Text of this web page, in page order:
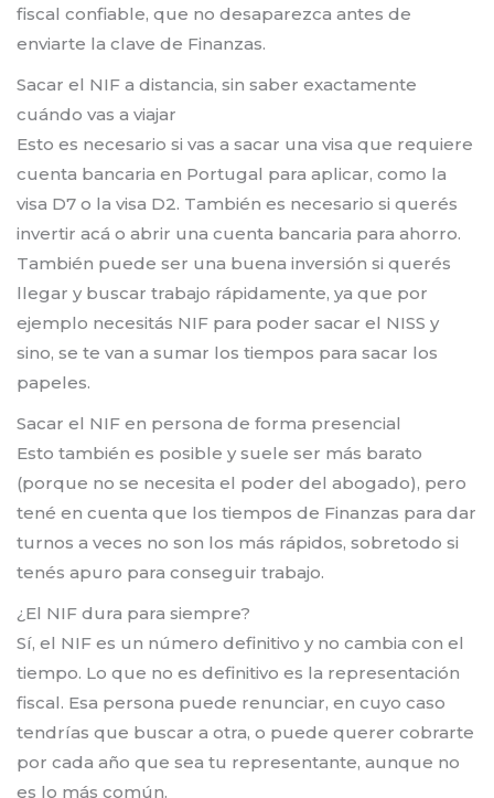
fiscal confiable, que no desaparezca antes de
enviarte la clave de Finanzas.
Sacar el NIF a distancia, sin saber exactamente
cuándo vas a viajar
Esto es necesario si vas a sacar una visa que requiere
cuenta bancaria en Portugal para aplicar, como la
visa D7 o la visa D2. También es necesario si querés
invertir acá o abrir una cuenta bancaria para ahorro.
También puede ser una buena inversión si querés
llegar y buscar trabajo rápidamente, ya que por
ejemplo necesitás NIF para poder sacar el NISS y
sino, se te van a sumar los tiempos para sacar los
papeles.
Sacar el NIF en persona de forma presencial
Esto también es posible y suele ser más barato
(porque no se necesita el poder del abogado), pero
tené en cuenta que los tiempos de Finanzas para dar
turnos a veces no son los más rápidos, sobretodo si
tenés apuro para conseguir trabajo.
¿El NIF dura para siempre?
Sí, el NIF es un número definitivo y no cambia con el
tiempo. Lo que no es definitivo es la representación
fiscal. Esa persona puede renunciar, en cuyo caso
tendrías que buscar a otra, o puede querer cobrarte
por cada año que sea tu representante, aunque no
es lo más común.